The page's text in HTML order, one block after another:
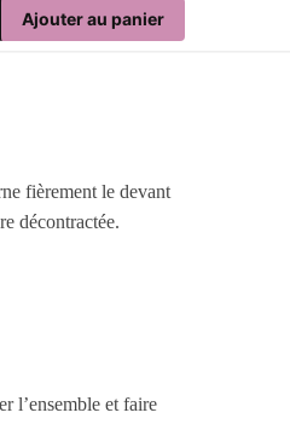
Ajouter au panier
fièrement le devant
décontractée.
l’ensemble et faire